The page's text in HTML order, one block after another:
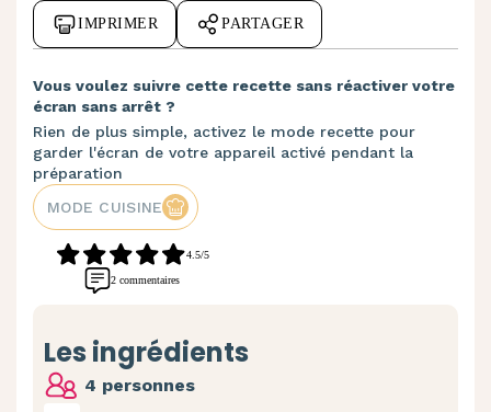
IMPRIMER PARTAGER
Vous voulez suivre cette recette sans réactiver votre
écran sans arrêt ?
Rien de plus simple, activez le mode recette pour
garder l'écran de votre appareil activé pendant la
préparation
MODE CUISINE
4.5/5
2 commentaires
Les ingrédients
4 personnes